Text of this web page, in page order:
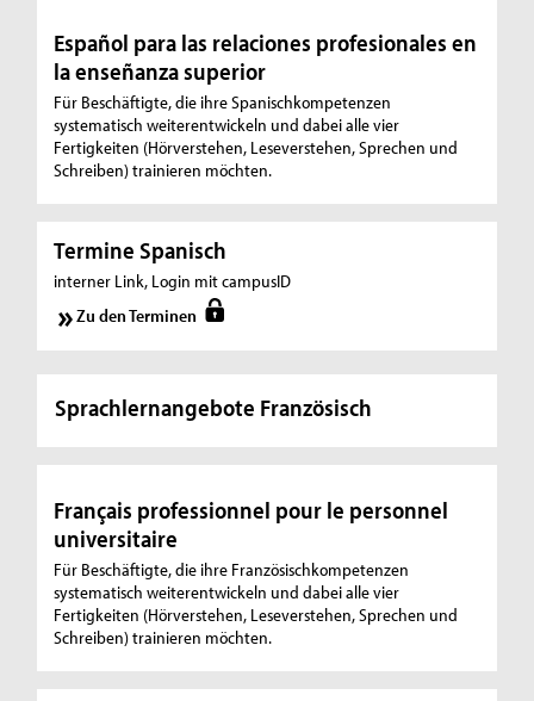
Español para las relaciones profesionales en
la enseñanza superior
Für Beschäftigte, die ihre Spanischkompetenzen
systematisch weiterentwickeln und dabei alle vier
Fertigkeiten (Hörverstehen, Leseverstehen, Sprechen und
Schreiben) trainieren möchten.
Termine Spanisch
interner Link, Login mit campusID
Zu den Terminen
Sprachlernangebote Französisch
Français professionnel pour le personnel
universitaire
Für Beschäftigte, die ihre Französischkompetenzen
systematisch weiterentwickeln und dabei alle vier
Fertigkeiten (Hörverstehen, Leseverstehen, Sprechen und
Schreiben) trainieren möchten.